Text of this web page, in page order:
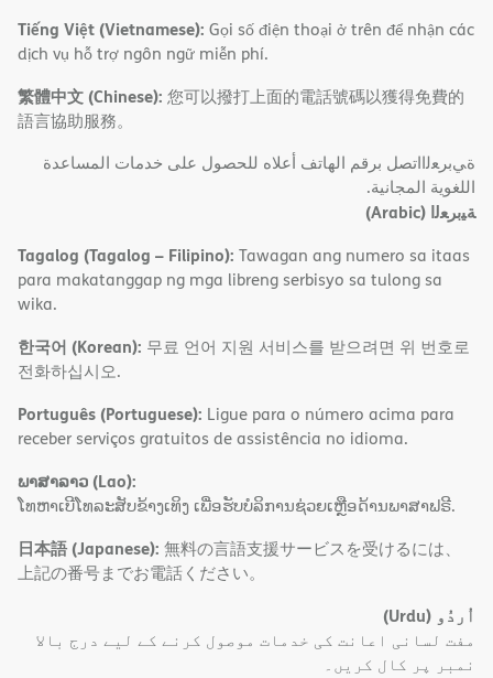
Tiếng Việt (Vietnamese): Gọi số điện thoại ở trên để nhận các
dịch vụ hỗ trợ ngôn ngữ miễn phí.
繁體中文 (Chinese): 您可以撥打上面的電話號碼以獲得免費的
語言協助服務。
ةﻲﺑﺮﻌﻟااﺗﺼﻞ ﺑﺮﻗﻢ اﻟﮭﺎﺗﻒ أﻋﻼه ﻟﻠﺤﺼﻮل ﻋﻠﻰ ﺧﺪﻣﺎت اﻟﻤﺴﺎﻋﺪة
اﻟﻠﻐﻮﯾﺔ اﻟﻤﺠﺎﻧﯿﺔ.
ﺔﯿﺑﺮﻌﻟا (Arabic)
Tagalog (Tagalog – Filipino): Tawagan ang numero sa itaas
para makatanggap ng mga libreng serbisyo sa tulong sa
wika.
한국어 (Korean): 무료 언어 지원 서비스를 받으려면 위 번호로
전화하십시오.
Português (Portuguese): Ligue para o número acima para
receber serviços gratuitos de assistência no idioma.
ພາສາລາວ (Lao):
ໂທຫາເບີໂທລະສັບຂ້າງເທິງ ເພື່ອຮັບບໍລິການຊ່ວຍເຫຼືອດ້ານພາສາຟຣີ.
日本語 (Japanese): 無料の言語支援サービスを受けるには、
上記の番号までお電話ください。
اُردُو (Urdu)
مفت لسانی اعانت کی خدمات موصول کرنے کے لیے درج بالا
نمبر پر کال کریں۔